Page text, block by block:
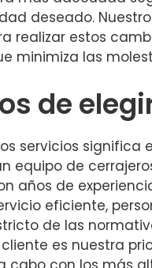
deseado.
realizar estos
minimiza las
de
servicios significa
equipo de
años de
eficiente,
de las
es nuestra